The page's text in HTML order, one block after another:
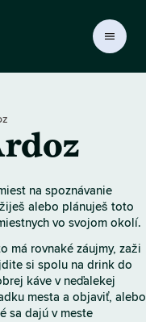
na spoznávanie
alebo plánuješ toto
vo svojom okolí.
má rovnaké záujmy, zaži
si spolu na drink do
káve v neďalekej
mesta a objaviť, alebo
sa dajú v meste